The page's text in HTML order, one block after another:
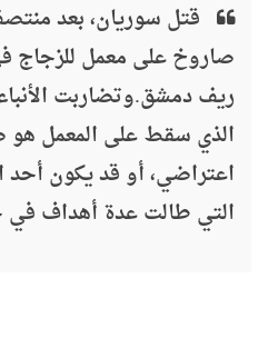
قتل سوريان، بعد
صاروخ على معمل للزجاج
ريف دمشق.وتضاربت
الذي سقط على المعمل
اعتراضي، أو قد يكون أحد
التي طالت عدة أهداف